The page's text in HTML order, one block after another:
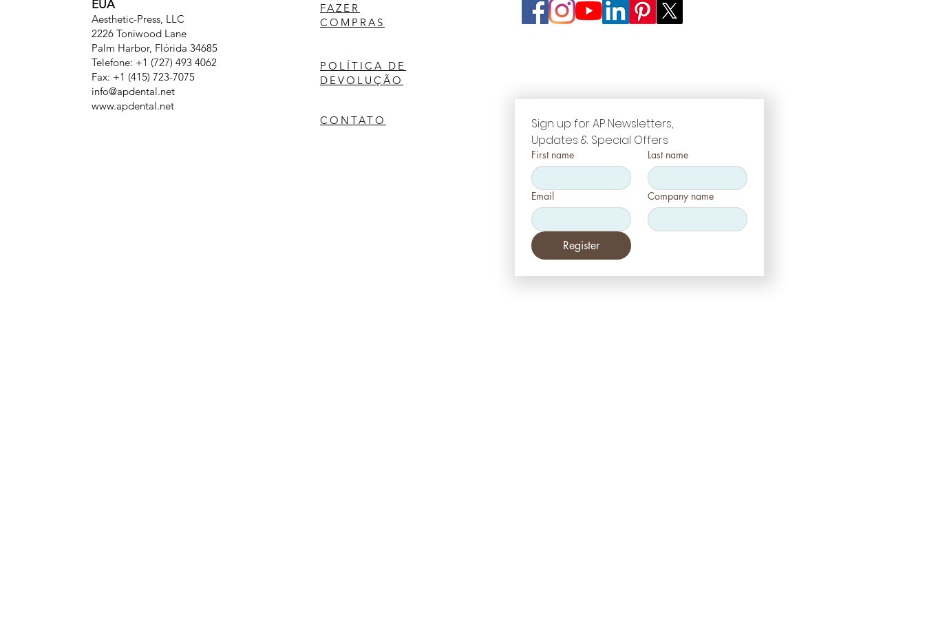
EUA
Aesthetic-Press, LLC
2226 Toniwood Lane
Palm Harbor, Flórida 34685
Telefone: +1 (727) 493 4062
Fax: +1 (415) 723-7075
info@apdental.net
www.apdental.net
FAZER
COMPRAS
POLÍTICA DE
DEVOLUÇÃO
CONTATO
Sign up for AP Newsletters,
Updates & Special Offers
First name Last name
Email Company name
Register